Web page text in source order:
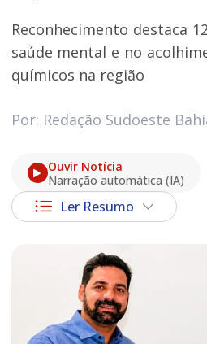
Reconhecimento destaca
saúde mental e no
químicos na região
Por: Redação Sudoeste
Ouvir Notícia
Narração automática (IA)
Ler Resumo